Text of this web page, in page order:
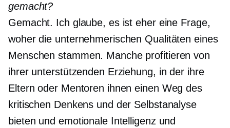
gemacht?
Gemacht. Ich glaube, es ist eher eine Frage,
woher die unternehmerischen Qualitäten eines
Menschen stammen. Manche profitieren von
ihrer unterstützenden Erziehung, in der ihre
Eltern oder Mentoren ihnen einen Weg des
kritischen Denkens und der Selbstanalyse
bieten und emotionale Intelligenz und